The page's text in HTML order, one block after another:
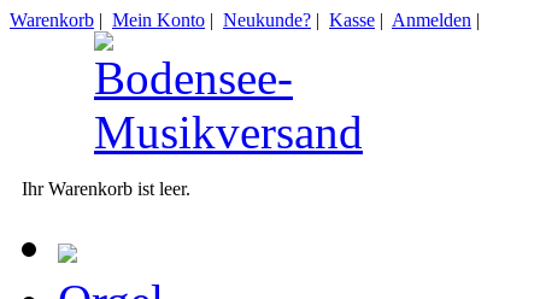
Warenkorb | Mein Konto | Neukunde? | Kasse | Anmelden |
Ihr Warenkorb ist leer.